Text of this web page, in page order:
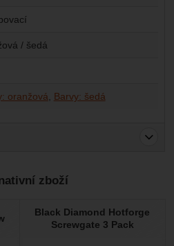
/ šedá
oranžová Barvy: šedá
žádná recenze.
zboží
Black Diamond Hotforge
Screwgate 3 Pack